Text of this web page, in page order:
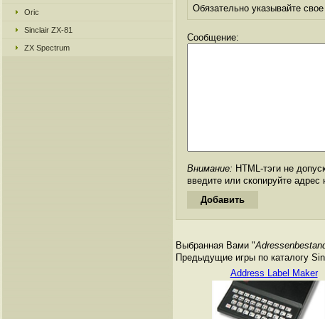
Oric
Sinclair ZX-81
ZX Spectrum
Обязательно указывайте
Сообщение:
Внимание: HTML-тэги не
введите или скопируйте
Выбранная Вами "
Предыдущие игры по каталогу
Address Label Maker